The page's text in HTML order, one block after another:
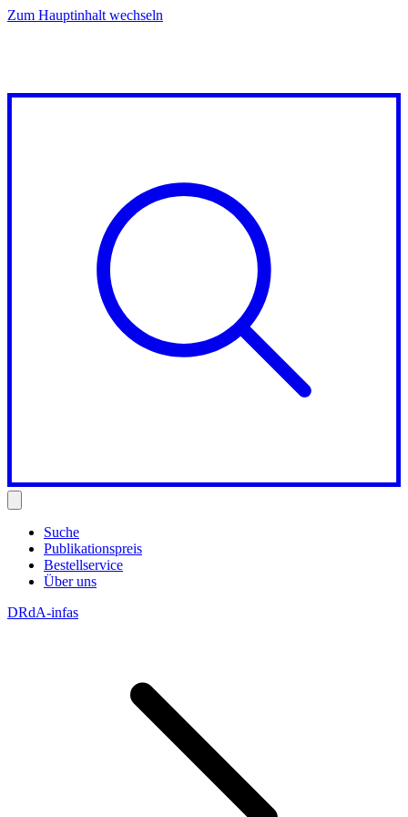
Zum Hauptinhalt wechseln
Suche
Publikationspreis
Bestellservice
Über uns
DRdA-infas